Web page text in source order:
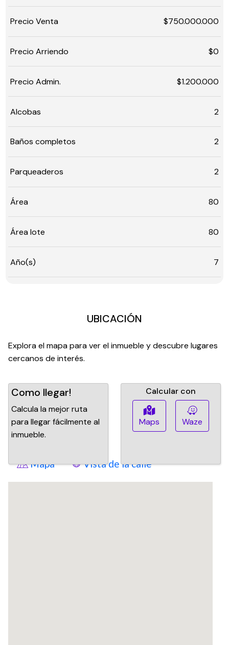
Precio Venta $750.000.000
Precio Arriendo $0
Precio Admin. $1.200.000
Alcobas 2
Baños completos 2
Parqueaderos 2
Área 80
Área lote 80
Año(s) 7
UBICACIÓN
Explora el mapa para ver el inmueble y descubre lugares
cercanos de interés.
Como llegar!
Calcula la mejor ruta
para llegar fácilmente al
inmueble.
Calcular con
Maps Waze
Mapa Vista de la calle